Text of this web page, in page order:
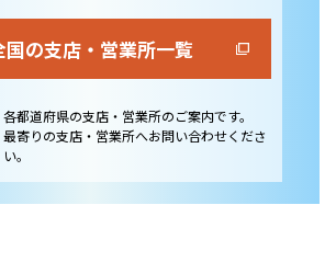
国の支店・営業所一覧
各都道府県の支店・営業所のご案内です。
最寄りの支店・営業所へお問い合わせくださ
い。